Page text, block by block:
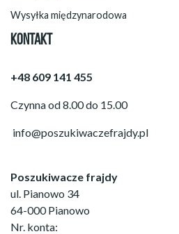
Wysyłka międzynarodowa
KONTAKT
+48 609 141 455
Czynna od 8.00 do 15.00
info@poszukiwaczefrajdy.pl
Poszukiwacze frajdy
ul. Pianowo 34
64-000 Pianowo
Nr. konta: